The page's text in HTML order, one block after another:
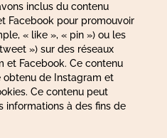
inclus du contenu
Facebook pour promouvoir
« like », « pin ») ou les
») sur des réseaux
et Facebook. Ce contenu
de Instagram et
Ce contenu peut
informations à des fins de